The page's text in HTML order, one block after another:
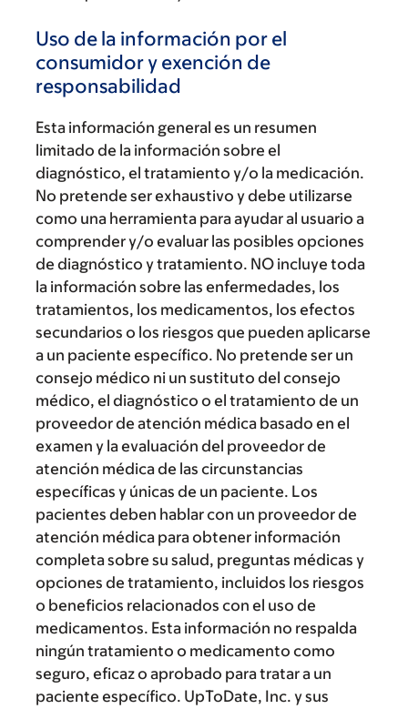
Uso de la información por el
consumidor y exención de
responsabilidad
Esta información general es un resumen
limitado de la información sobre el
diagnóstico, el tratamiento y/o la medicación.
No pretende ser exhaustivo y debe utilizarse
como una herramienta para ayudar al usuario a
comprender y/o evaluar las posibles opciones
de diagnóstico y tratamiento. NO incluye toda
la información sobre las enfermedades, los
tratamientos, los medicamentos, los efectos
secundarios o los riesgos que pueden aplicarse
a un paciente específico. No pretende ser un
consejo médico ni un sustituto del consejo
médico, el diagnóstico o el tratamiento de un
proveedor de atención médica basado en el
examen y la evaluación del proveedor de
atención médica de las circunstancias
específicas y únicas de un paciente. Los
pacientes deben hablar con un proveedor de
atención médica para obtener información
completa sobre su salud, preguntas médicas y
opciones de tratamiento, incluidos los riesgos
o beneficios relacionados con el uso de
medicamentos. Esta información no respalda
ningún tratamiento o medicamento como
seguro, eficaz o aprobado para tratar a un
paciente específico. UpToDate, Inc. y sus